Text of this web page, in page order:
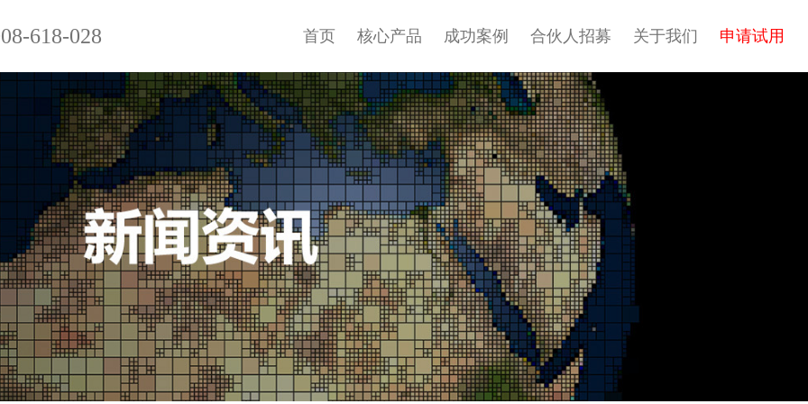
618-028 首页 核心产品 成功案例 合伙人招募 关于我们 申请试用